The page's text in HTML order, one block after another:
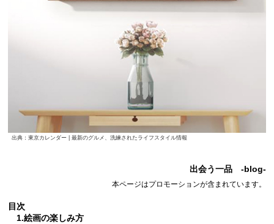
出典：東京カレンダー | 最新のグルメ、洗練されたライフスタイル情報
出会う一品 -blog-
本ページはプロモーションが含まれています。
目次
1.絵画の楽しみ方